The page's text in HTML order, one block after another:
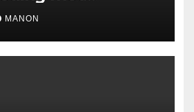
effecten
MANON